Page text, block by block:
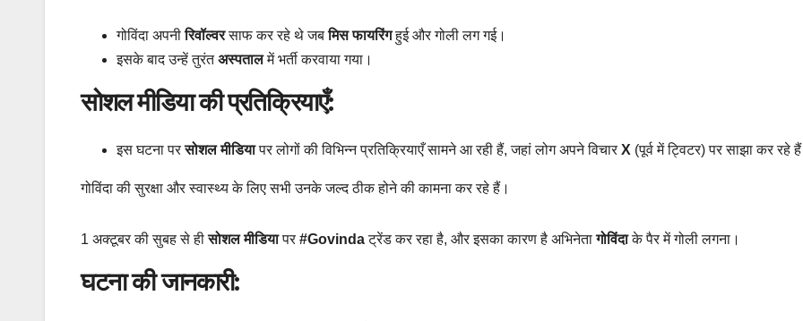
गोविंदा अपनीरिवॉल्वरसाफ कर रहे थे जबमिस फायरिंगहुई और गोली लग गई।
इसके बाद उन्हें तुरंतअस्पतालमें भर्ती करवाया गया।
सोशल मीडिया की प्रतिक्रियाएँ:
इस घटना परसोशल मीडियापर लोगों की विभिन्न प्रतिक्रियाएँ सामने आ रही हैं, जहां लोग अपने विचार X (पूर्व में ट्विटर) पर साझा कर रहे
गोविंदा की सुरक्षा और स्वास्थ्य के लिए सभी उनके जल्द ठीक होने की कामना कर रहे हैं।
1 अक्टूबर की सुबह से हीसोशल मीडियापर #Govindaट्रेंड कर रहा है, और इसका कारण है अभिनेतागोविंदाके पैर में गोली लगना।
घटना की जानकारी: